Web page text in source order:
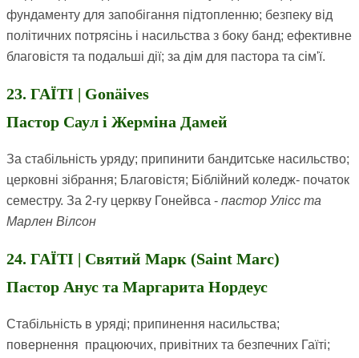
фундаменту для запобігання підтопленню; безпеку від
політичних потрясінь і насильства з боку банд; ефективне
благовістя та подальші дії; за дім для пастора та сім'ї.
23. ГАЇТІ | Gonäives
Пастор Саул і Жерміна Дамей
За стабільність уряду; припинити бандитське насильство;
церковні зібрання; Благовістя; Біблійний коледж- початок
семестру. За 2-гу церкву Гонейвса - пастор Улісс та
Марлен Вілсон
24. ГАЇТІ | Святий Марк (Saint Marc)
Пастор Анус та Маргарита Нордеус
Стабільність в уряді; припинення насильства;
повернення працюючих, привітних та безпечних Гаїті;